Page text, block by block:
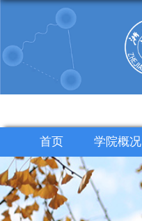
首页 学院概况